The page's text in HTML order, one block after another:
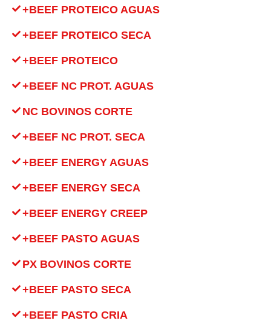
+BEEF PROTEICO AGUAS
+BEEF PROTEICO SECA
+BEEF PROTEICO
+BEEF NC PROT. AGUAS
NC BOVINOS CORTE
+BEEF NC PROT. SECA
+BEEF ENERGY AGUAS
+BEEF ENERGY SECA
+BEEF ENERGY CREEP
+BEEF PASTO AGUAS
PX BOVINOS CORTE
+BEEF PASTO SECA
+BEEF PASTO CRIA